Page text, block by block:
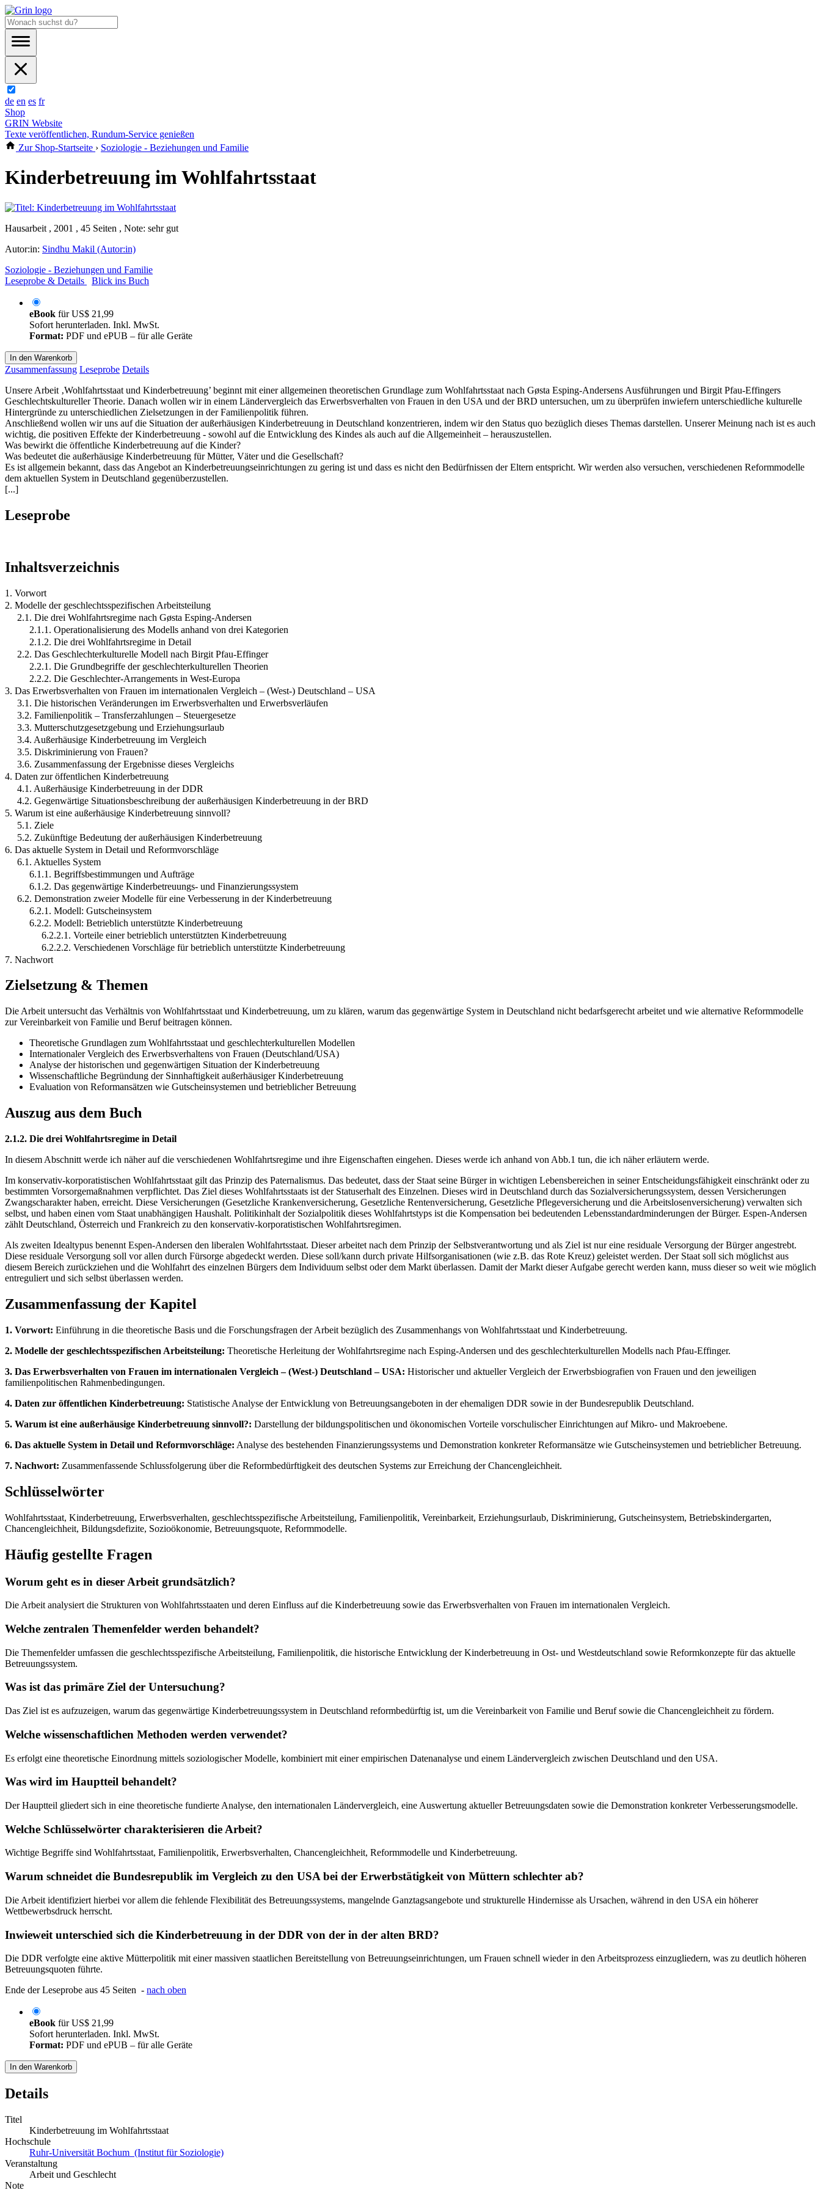
de en es fr
Shop
GRIN Website
Texte veröffentlichen, Rundum-Service genießen
Zur Shop-Startseite › Soziologie - Beziehungen und Familie
Kinderbetreuung im Wohlfahrtsstaat
Hausarbeit , 2001 , 45 Seiten , Note: sehr gut
Autor:in: Sindhu Makil (Autor:in)
Soziologie - Beziehungen und Familie
Leseprobe & Details
Blick ins Buch
eBook fürUS$ 21,99
Sofort herunterladen. Inkl. MwSt.
Format: PDF und ePUB – für alle Geräte
In den Warenkorb
Zusammenfassung Leseprobe Details
Unsere Arbeit ‚Wohlfahrtsstaat und Kinderbetreuung’ beginnt mit einer allgemeinen theoretischen Grundlage zum Wohlfahrtsstaat nach Gøsta Esping-Andersens Ausführungen und Birgit Pfau-Effingers
Geschlechtskultureller Theorie. Danach wollen wir in einem Ländervergleich das Erwerbsverhalten von Frauen in den USA und der BRD untersuchen, um zu überprüfen inwiefern unterschiedliche kulturelle
Hintergründe zu unterschiedlichen Zielsetzungen in der Familienpolitik führen.
Anschließend wollen wir uns auf die Situation der außerhäusigen Kinderbetreuung in Deutschland konzentrieren, indem wir den Status quo bezüglich dieses Themas darstellen. Unserer Meinung nach ist es auch
wichtig, die positiven Effekte der Kinderbetreuung - sowohl auf die Entwicklung des Kindes als auch auf die Allgemeinheit – herauszustellen.
Was bewirkt die öffentliche Kinderbetreuung auf die Kinder?
Was bedeutet die außerhäusige Kinderbetreuung für Mütter, Väter und die Gesellschaft?
Es ist allgemein bekannt, dass das Angebot an Kinderbetreuungseinrichtungen zu gering ist und dass es nicht den Bedürfnissen der Eltern entspricht. Wir werden also versuchen, verschiedenen Reformmodelle
dem aktuellen System in Deutschland gegenüberzustellen.
[...]
Leseprobe
Inhaltsverzeichnis
1. Vorwort
2. Modelle der geschlechtsspezifischen Arbeitsteilung
2.1. Die drei Wohlfahrtsregime nach Gøsta Esping-Andersen
2.1.1. Operationalisierung des Modells anhand von drei Kategorien
2.1.2. Die drei Wohlfahrtsregime in Detail
2.2. Das Geschlechterkulturelle Modell nach Birgit Pfau-Effinger
2.2.1. Die Grundbegriffe der geschlechterkulturellen Theorien
2.2.2. Die Geschlechter-Arrangements in West-Europa
3. Das Erwerbsverhalten von Frauen im internationalen Vergleich – (West-) Deutschland – USA
3.1. Die historischen Veränderungen im Erwerbsverhalten und Erwerbsverläufen
3.2. Familienpolitik – Transferzahlungen – Steuergesetze
3.3. Mutterschutzgesetzgebung und Erziehungsurlaub
3.4. Außerhäusige Kinderbetreuung im Vergleich
3.5. Diskriminierung von Frauen?
3.6. Zusammenfassung der Ergebnisse dieses Vergleichs
4. Daten zur öffentlichen Kinderbetreuung
4.1. Außerhäusige Kinderbetreuung in der DDR
4.2. Gegenwärtige Situationsbeschreibung der außerhäusigen Kinderbetreuung in der BRD
5. Warum ist eine außerhäusige Kinderbetreuung sinnvoll?
5.1. Ziele
5.2. Zukünftige Bedeutung der außerhäusigen Kinderbetreuung
6. Das aktuelle System in Detail und Reformvorschläge
6.1. Aktuelles System
6.1.1. Begriffsbestimmungen und Aufträge
6.1.2. Das gegenwärtige Kinderbetreuungs- und Finanzierungssystem
6.2. Demonstration zweier Modelle für eine Verbesserung in der Kinderbetreuung
6.2.1. Modell: Gutscheinsystem
6.2.2. Modell: Betrieblich unterstützte Kinderbetreuung
6.2.2.1. Vorteile einer betrieblich unterstützten Kinderbetreuung
6.2.2.2. Verschiedenen Vorschläge für betrieblich unterstützte Kinderbetreuung
7. Nachwort
Zielsetzung & Themen
Die Arbeit untersucht das Verhältnis von Wohlfahrtsstaat und Kinderbetreuung, um zu klären, warum das gegenwärtige System in Deutschland nicht bedarfsgerecht arbeitet und wie alternative Reformmodelle
zur Vereinbarkeit von Familie und Beruf beitragen können.
Theoretische Grundlagen zum Wohlfahrtsstaat und geschlechterkulturellen Modellen
Internationaler Vergleich des Erwerbsverhaltens von Frauen (Deutschland/USA)
Analyse der historischen und gegenwärtigen Situation der Kinderbetreuung
Wissenschaftliche Begründung der Sinnhaftigkeit außerhäusiger Kinderbetreuung
Evaluation von Reformansätzen wie Gutscheinsystemen und betrieblicher Betreuung
Auszug aus dem Buch
2.1.2. Die drei Wohlfahrtsregime in Detail
In diesem Abschnitt werde ich näher auf die verschiedenen Wohlfahrtsregime und ihre Eigenschaften eingehen. Dieses werde ich anhand von Abb.1 tun, die ich näher erläutern werde.
Im konservativ-korporatistischen Wohlfahrtsstaat gilt das Prinzip des Paternalismus. Das bedeutet, dass der Staat seine Bürger in wichtigen Lebensbereichen in seiner Entscheidungsfähigkeit einschränkt oder zu
bestimmten Vorsorgemaßnahmen verpflichtet. Das Ziel dieses Wohlfahrtsstaats ist der Statuserhalt des Einzelnen. Dieses wird in Deutschland durch das Sozialversicherungssystem, dessen Versicherungen
Zwangscharakter haben, erreicht. Diese Versicherungen (Gesetzliche Krankenversicherung, Gesetzliche Rentenversicherung, Gesetzliche Pflegeversicherung und die Arbeitslosenversicherung) verwalten sich
selbst, und haben einen vom Staat unabhängigen Haushalt. Politikinhalt der Sozialpolitik dieses Wohlfahrtstyps ist die Kompensation bei bedeutenden Lebensstandardminderungen der Bürger. Espen-Andersen
zählt Deutschland, Österreich und Frankreich zu den konservativ-korporatistischen Wohlfahrtsregimen.
Als zweiten Idealtypus benennt Espen-Andersen den liberalen Wohlfahrtsstaat. Dieser arbeitet nach dem Prinzip der Selbstverantwortung und als Ziel ist nur eine residuale Versorgung der Bürger angestrebt.
Diese residuale Versorgung soll vor allen durch Fürsorge abgedeckt werden. Diese soll/kann durch private Hilfsorganisationen (wie z.B. das Rote Kreuz) geleistet werden. Der Staat soll sich möglichst aus
diesem Bereich zurückziehen und die Wohlfahrt des einzelnen Bürgers dem Individuum selbst oder dem Markt überlassen. Damit der Markt dieser Aufgabe gerecht werden kann, muss dieser so weit wie möglich
entreguliert und sich selbst überlassen werden.
Zusammenfassung der Kapitel
1. Vorwort: Einführung in die theoretische Basis und die Forschungsfragen der Arbeit bezüglich des Zusammenhangs von Wohlfahrtsstaat und Kinderbetreuung.
2. Modelle der geschlechtsspezifischen Arbeitsteilung: Theoretische Herleitung der Wohlfahrtsregime nach Esping-Andersen und des geschlechterkulturellen Modells nach Pfau-Effinger.
3. Das Erwerbsverhalten von Frauen im internationalen Vergleich – (West-) Deutschland – USA: Historischer und aktueller Vergleich der Erwerbsbiografien von Frauen und den jeweiligen
familienpolitischen Rahmenbedingungen.
4. Daten zur öffentlichen Kinderbetreuung: Statistische Analyse der Entwicklung von Betreuungsangeboten in der ehemaligen DDR sowie in der Bundesrepublik Deutschland.
5. Warum ist eine außerhäusige Kinderbetreuung sinnvoll?: Darstellung der bildungspolitischen und ökonomischen Vorteile vorschulischer Einrichtungen auf Mikro- und Makroebene.
6. Das aktuelle System in Detail und Reformvorschläge: Analyse des bestehenden Finanzierungssystems und Demonstration konkreter Reformansätze wie Gutscheinsystemen und betrieblicher Betreuung.
7. Nachwort: Zusammenfassende Schlussfolgerung über die Reformbedürftigkeit des deutschen Systems zur Erreichung der Chancengleichheit.
Schlüsselwörter
Wohlfahrtsstaat, Kinderbetreuung, Erwerbsverhalten, geschlechtsspezifische Arbeitsteilung, Familienpolitik, Vereinbarkeit, Erziehungsurlaub, Diskriminierung, Gutscheinsystem, Betriebskindergarten,
Chancengleichheit, Bildungsdefizite, Sozioökonomie, Betreuungsquote, Reformmodelle.
Häufig gestellte Fragen
Worum geht es in dieser Arbeit grundsätzlich?
Die Arbeit analysiert die Strukturen von Wohlfahrtsstaaten und deren Einfluss auf die Kinderbetreuung sowie das Erwerbsverhalten von Frauen im internationalen Vergleich.
Welche zentralen Themenfelder werden behandelt?
Die Themenfelder umfassen die geschlechtsspezifische Arbeitsteilung, Familienpolitik, die historische Entwicklung der Kinderbetreuung in Ost- und Westdeutschland sowie Reformkonzepte für das aktuelle
Betreuungssystem.
Was ist das primäre Ziel der Untersuchung?
Das Ziel ist es aufzuzeigen, warum das gegenwärtige Kinderbetreuungssystem in Deutschland reformbedürftig ist, um die Vereinbarkeit von Familie und Beruf sowie die Chancengleichheit zu fördern.
Welche wissenschaftlichen Methoden werden verwendet?
Es erfolgt eine theoretische Einordnung mittels soziologischer Modelle, kombiniert mit einer empirischen Datenanalyse und einem Ländervergleich zwischen Deutschland und den USA.
Was wird im Hauptteil behandelt?
Der Hauptteil gliedert sich in eine theoretische fundierte Analyse, den internationalen Ländervergleich, eine Auswertung aktueller Betreuungsdaten sowie die Demonstration konkreter Verbesserungsmodelle.
Welche Schlüsselwörter charakterisieren die Arbeit?
Wichtige Begriffe sind Wohlfahrtsstaat, Familienpolitik, Erwerbsverhalten, Chancengleichheit, Reformmodelle und Kinderbetreuung.
Warum schneidet die Bundesrepublik im Vergleich zu den USA bei der Erwerbstätigkeit von Müttern schlechter ab?
Die Arbeit identifiziert hierbei vor allem die fehlende Flexibilität des Betreuungssystems, mangelnde Ganztagsangebote und strukturelle Hindernisse als Ursachen, während in den USA ein höherer
Wettbewerbsdruck herrscht.
Inwieweit unterschied sich die Kinderbetreuung in der DDR von der in der alten BRD?
Die DDR verfolgte eine aktive Mütterpolitik mit einer massiven staatlichen Bereitstellung von Betreuungseinrichtungen, um Frauen schnell wieder in den Arbeitsprozess einzugliedern, was zu deutlich höheren
Betreuungsquoten führte.
Ende der Leseprobe aus 45 Seiten - nach oben
eBook fürUS$ 21,99
Sofort herunterladen. Inkl. MwSt.
Format: PDF und ePUB – für alle Geräte
In den Warenkorb
Details
Titel
Kinderbetreuung im Wohlfahrtsstaat
Hochschule
Ruhr-Universität Bochum (Institut für Soziologie)
Veranstaltung
Arbeit und Geschlecht
Note